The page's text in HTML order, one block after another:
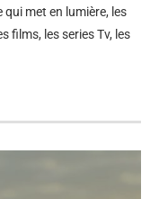
qui met en lumière, les
films, les series Tv, les